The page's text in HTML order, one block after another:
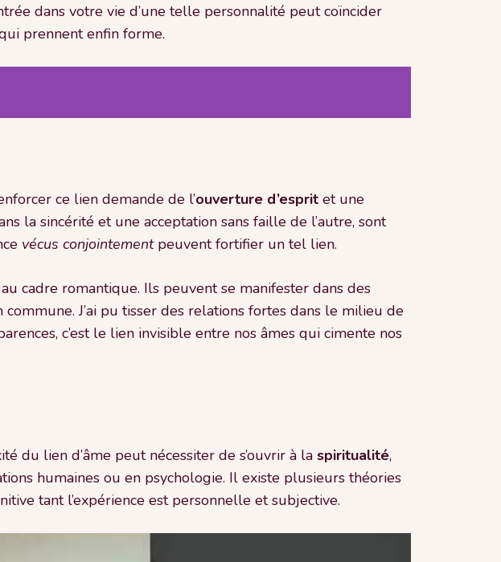
dans votre vie d’une telle personnalité peut coïncider
prennent enfin forme.
ce lien demande de l’ouverture d’esprit et une
la sincérité et une acceptation sans faille de l’autre, sont
vécus conjointementpeuvent fortifier un tel lien.
cadre romantique. Ils peuvent se manifester dans des
J’ai pu tisser des relations fortes dans le milieu de
c’est le lien invisible entre nos âmes qui cimente nos
du lien d’âme peut nécessiter de s’ouvrir à la spiritualité,
humaines ou en psychologie. Il existe plusieurs théories
tant l’expérience est personnelle et subjective.